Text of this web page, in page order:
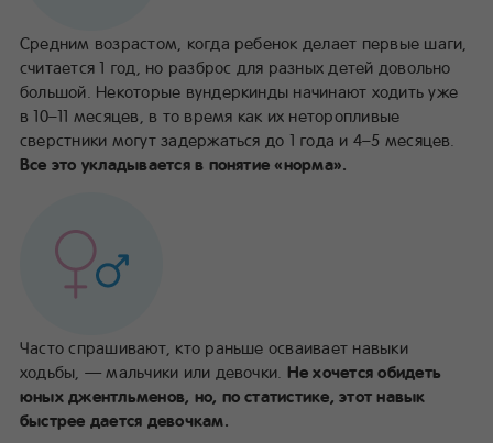
Средним возрастом, когда ребенок делает первые шаги,
считается 1 год, но разброс для разных детей довольно
большой. Некоторые вундеркинды начинают ходить уже
в 10–11 месяцев, в то время как их неторопливые
сверстники могут задержаться до 1 года и 4–5 месяцев.
Все это укладывается в понятие «норма».
Часто спрашивают, кто раньше осваивает навыки
ходьбы, — мальчики или девочки. Не хочется обидеть
юных джентльменов, но, по статистике, этот навык
быстрее дается девочкам.